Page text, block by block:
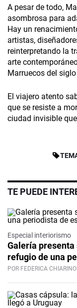
A pesar de todo,
asombrosa para
Hay un
artistas,
reinterpretando la
arte
Marruecos del
El viajero atento
que se resiste a
ciudad invisible
TE PUEDE
Especial interiorismo
Galería presenta
refugio de una
POR FEDERICA